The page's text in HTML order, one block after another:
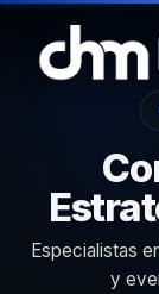
Especialistas
y